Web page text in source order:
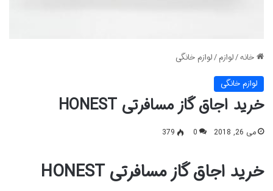
خانه/لوازم/لوازم خانگی
لوازم خانگی
خرید اجاق گاز مسافرتی HONEST
می 26, 2018 0
379
خرید اجاق گاز مسافرتی HONEST